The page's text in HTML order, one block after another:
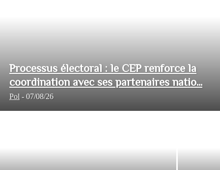
Processus électoral : le CEP renforce la
coordination avec ses partenaires natio...
Pol - 07/08/26